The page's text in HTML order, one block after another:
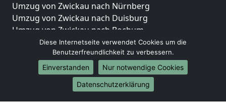
Umzug von Zwickau nach Nürnberg
Umzug von Zwickau nach Duisburg
Umzug von Zwickau nach Bochum
Umzug von Zwickau nach Wuppertal
Umzug von Zwickau nach Bielefeld
Umzug von Zwickau nach Bonn
Umzug von Zwickau nach Münster
Diese Internetseite verwendet Cookies um die
Benutzerfreundlichkeit zu verbessern.
Einverstanden
Nur notwendige Cookies
Datenschutzerklärung